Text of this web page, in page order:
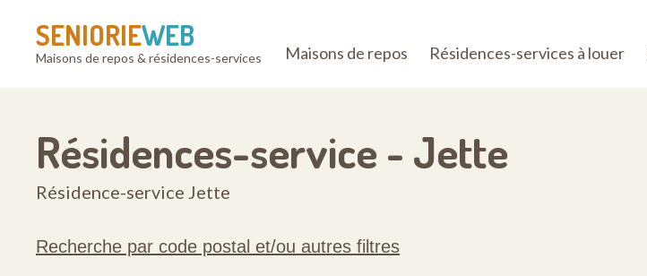
SENIORIEWEB
Maisons de repos & résidences-services Maisons de repos Résidences-services à louer
Résidences-service - Jette
Résidence-service Jette
Recherche par code postal et/ou autres filtres